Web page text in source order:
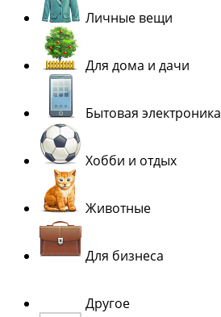
Личные вещи
Для дома и дачи
Бытовая электроника
Хобби и отдых
Животные
Для бизнеса
Другое